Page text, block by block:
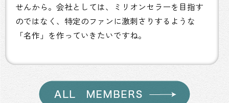
せんから。会社としては、ミリオンセラーを目指す
のではなく、特定のファンに激刺さりするような
「名作」を作っていきたいですね。